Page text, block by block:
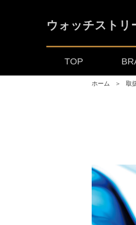
ウォッチスト
TOP
ホーム ＞ 取